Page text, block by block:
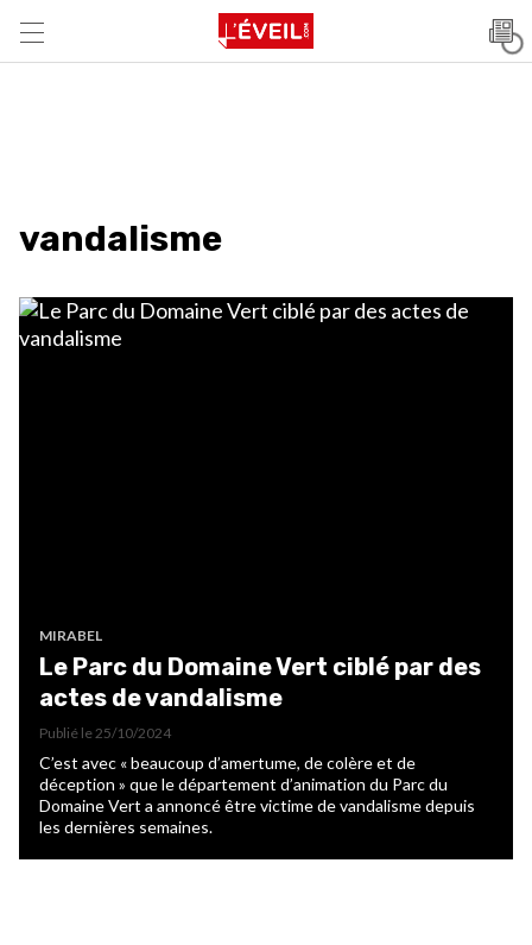
vandalisme
MIRABEL
Le Parc du Domaine Vert ciblé par des
actes de vandalisme
Publié le25/10/2024
C’est avec « beaucoup d’amertume, de colère et de
déception » que le département d’animation du Parc du
Domaine Vert a annoncé être victime de vandalisme depuis
les dernières semaines.